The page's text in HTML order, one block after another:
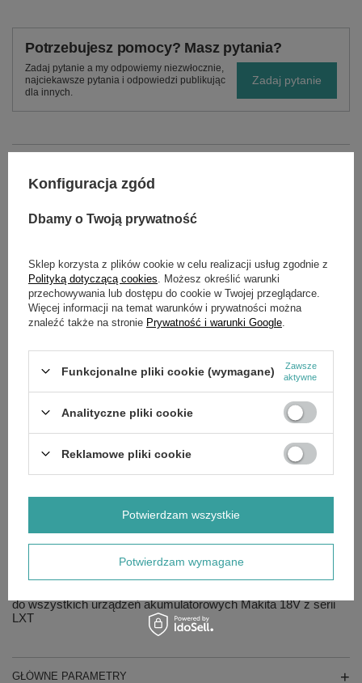
Potrzebujesz pomocy? Masz pytania?
Zadaj pytanie a my odpowiemy niezwłocznie,
najciekawsze pytania i odpowiedzi publikując
dla innych.
Zadaj pytanie
akumulator litowo jonowy, od japońskiego producenta, z serii
ekstremalnie niskie temperatury, dzięki czemu nie rozładowują
się do końca. Czas pełnego naładowania z szybką ładowarką
DC18RC lub DC18RD zajmuje 45 minut.
Najważniejsze cechy Makita BL1860B:
Kompatybilny ze wszystkimi narzędziami z serii LXT 18V
Akumulatory odporne na ekstremalnie niskie temperatury.
Czas do pełnego naładowania: 45 min (szybkie ładowarki
np. dc18rc, dc18rd)
Seria: Makita LXT
Model: BL1860B
Pasuje do:
do wszystkich urządzeń akumulatorowych Makita 18V z serii
LXT
GŁÓWNE PARAMETRY
Konfiguracja zgód
Dbamy o Twoją prywatność
Sklep korzysta z plików cookie w celu realizacji usług zgodnie z
Polityką dotyczącą cookies . Możesz określić warunki
przechowywania lub dostępu do cookie w Twojej przeglądarce.
Więcej informacji na temat warunków i prywatności można
znaleźć także na stronie Prywatność i warunki Google
Funkcjonalne pliki cookie (wymagane)
Zawsze
aktywne
Analityczne pliki cookie
Reklamowe pliki cookie
Potwierdzam wymagane
Potwierdzam wszystkie